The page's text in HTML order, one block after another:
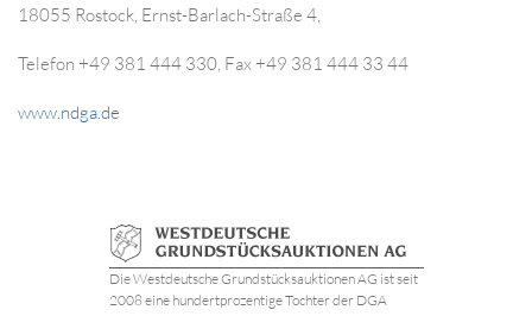
18055 Rostock, Ernst-Barlach-Straße 4,
Telefon +49 381 444 330, Fax +49 381 444 33 44
www.ndga.de
Die Westdeutsche Grundstücksauktionen AG ist seit
2008 eine hundertprozentige Tochter der DGA